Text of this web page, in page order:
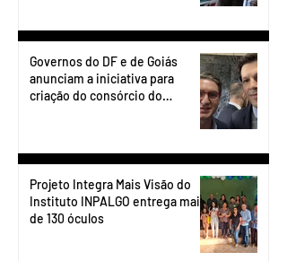
Governos do DF e de Goiás
anunciam a iniciativa para
criação do consórcio do
Projeto Integra Mais Visão do
Instituto INPALGO entrega mais
de 130 óculos